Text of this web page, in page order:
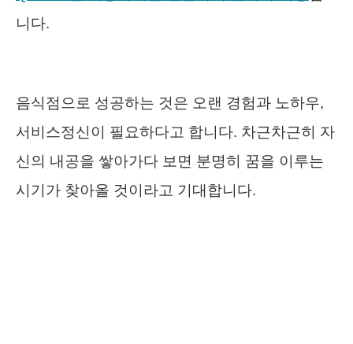
니다.
음식점으로 성공하는 것은 오랜 경험과 노하우,
서비스정신이 필요하다고 합니다. 차근차근히 자
신의 내공을 쌓아가다 보면 분명히 꿈을 이루는
시기가 찾아올 것이라고 기대합니다.